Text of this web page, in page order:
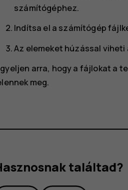
számítógéphez.
Indítsa el a számítógép
Az elemeket húzással
arra, hogy a fájlokat a
meg.
találtad?